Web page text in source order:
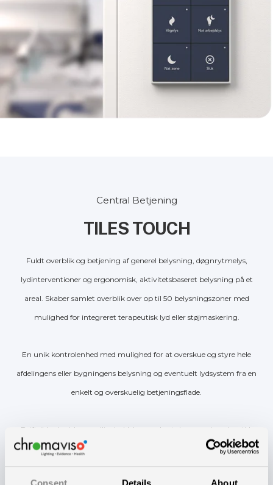
Central Betjening
TILES TOUCH
Fuldt overblik og betjening af generel belysning, døgnrytmelys,
lydinterventioner og ergonomisk, aktivitetsbaseret belysning på et
areal. Skaber samlet overblik over op til 50 belysningszoner med
mulighed for integreret terapeutisk lyd eller støjmaskering.
En unik kontrolenhed med mulighed for at overskue og styre hele
afdelingens eller bygningens belysning og eventuelt lydsystem fra en
enkelt og overskuelig betjeningsflade.
Driftsikkerhed, lave vedligeholdelses-omkostninger og lang levetid,
optimeret til sundhedssektoren med mange timers drift